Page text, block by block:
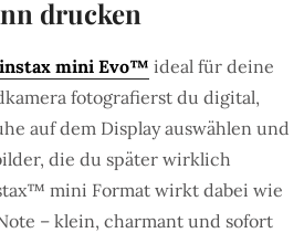
drucken
instax mini Evo™ ideal für deine
fotografierst du digital,
auf dem Display auswählen und
die du später wirklich
mini Format wirkt dabei wie
– klein, charmant und sofort